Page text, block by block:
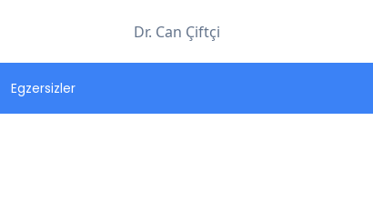
Dr. Can Çiftçi
Egzersizler